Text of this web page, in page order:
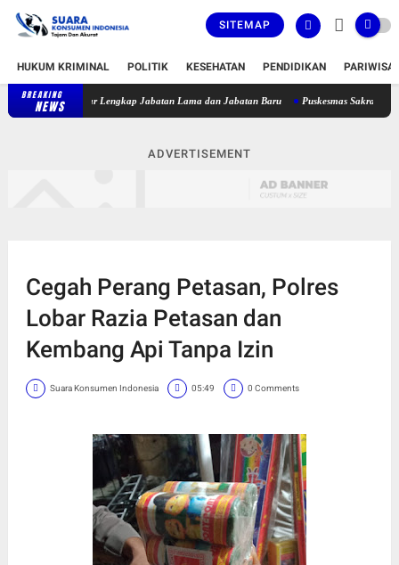
SITEMAP
HUKUM KRIMINAL POLITIK KESEHATAN PENDIDIKAN
BREAKING
NEWS
Daftar Lengkap Jabatan Lama dan Jabatan Baru Puskesmas Sakra Timur
ADVERTISEMENT
Cegah Perang Petasan, Polres
Lobar Razia Petasan dan
Kembang Api Tanpa Izin
Suara Konsumen Indonesia 05:49 0 Comments